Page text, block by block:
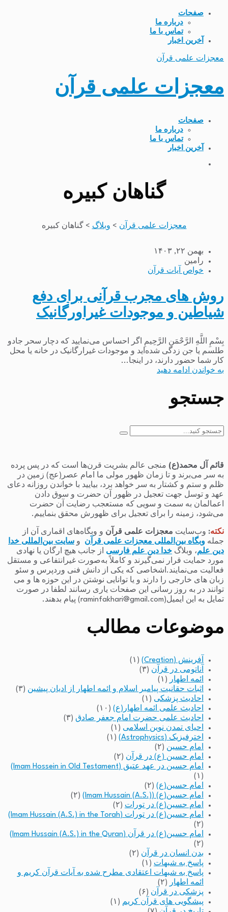
صفحات
درباره ما
تماس با ما
آخرین اخبار
معجزات علمی قرآن
معجزات علمی قرآن
صفحات
درباره ما
تماس با ما
آخرین اخبار
گناهان کبیره
معجزات علمی قرآن > وبلاگ > گناهان کبیره
بهمن ۲۲, ۱۴۰۳
رامین
خواص آیات قرآن
روش های مجرب قرآنی برای دفع
شیاطین و موجودات غیراورگانیک
بِسْمِ اللَّهِ الرَّحْمَنِ الرَّحِیمِ اگر احساس می‌نمایید که دچار سحر جادو
طلسم یا جن زدگی شده‌اید و موجودات غیرارگانیک در خانه یا محل
کار شما حضور دارند، در اینجا...
به خواندن ادامه دهید
جستجو
جستجو
قائم آل محمد(ع) منجی عالم بشریت قرن‌ها است که در پس پرده
به سر می‌برند و تا زمان ظهور مولی ما امام عصر(عج) زمین در
ظلم و ستم و کشتار به سر خواهد برد، بیایید با خواندن روزانه دعای
عهد و توسل جهت تعجیل در ظهور آن حضرت و سوق دادن
اعمالمان به سمت و سویی که مستعجب رضایت آن حضرت
می‌شود، زمینه را برای تعجیل برای ظهورش محقق بنماییم.
نکته: وب‌سایت معجزات علمی قرآن و وبگاه‌های اقماری آن از
جمله وبگاه بین‌المللی معجزات علمی قرآن و سایت بین‌المللی خدا
دین علم، وبلاگ خدا دین علم فارسی از جانب هیچ ارگان یا نهادی
مورد حمایت قرار نمی‌گیرند و کاملاً به‌صورت غیرانتفاعی و مستقل
فعالیت می‌نمایند.اشخاصی که یکی از دانش فنی وردپرس و سئو
زبان های خارجی را دارند و یا توانایی نوشتن در این حوزه ها و می
توانند در به روز رسانی این صفحات یاری رسانند لطفا در صورت
تمایل به این ایمیل(raminfakhari@gmail.com) پیام بدهند.
موضوعات مطالب
آفرینش (Creation)
(۱)
آناتومی در قرآن (۳)
ائمه اطهار
(۱)
اثبات حقانیت پیامبر اسلام و ائمه اطهار از ادیان پیشین (۳)
احادیث پزشکی (۱)
احادیث علمی ائمه اطهار(ع) (۱۰)
احادیث علمی حضرت امام جعفر صادق (۳)
احیای تمدن نوین اسلامی (۱)
اخترفیزیک (Astrophysics)
(۱)
امام حسین (۲)
امام حسین (ع) در قرآن (۲)
امام حسین در عهد عتیق (Imam Hossein in Old Testament)
(۱)
امام حسین(ع) (۲)
امام حسین(ع) (Imam Hussain (A.S.))
(۲)
امام حسین(ع) در تورات (۲)
امام حسین(ع) در تورات (Imam Hussain (A.S.) in the Torah)
(۲)
امام حسین(ع) در قرآن (Imam Hussain (A.S.) in the Quran)
(۲)
بدن انسان در قرآن (۲)
پاسخ به شبهات (۱)
پاسخ به شبهات اعتقادی مطرح شده به آیات قرآن کریم و
ائمه اطهار
(۲)
پزشکی در قرآن (۶)
پیشگویی های قرآن کریم (۱)